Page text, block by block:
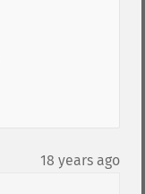
18 years ago